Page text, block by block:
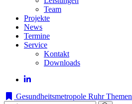
Team
Projekte
News
Termine
Service
Kontakt
Downloads
Gesundheitsmetropole Ruhr Themen